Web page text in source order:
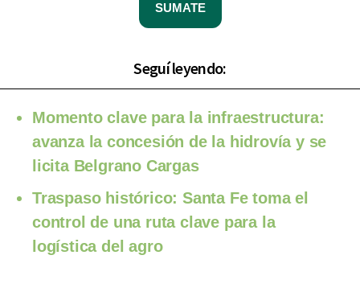
SUMATE
Seguí leyendo:
Momento clave para la infraestructura:
avanza la concesión de la hidrovía y se
licita Belgrano Cargas
Traspaso histórico: Santa Fe toma el
control de una ruta clave para la
logística del agro